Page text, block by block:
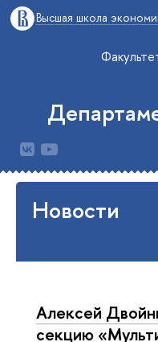
Высшая школа
Новости
Алексей
секцию